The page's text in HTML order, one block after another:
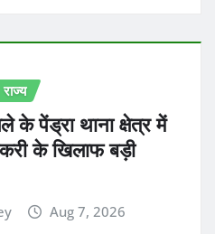
राज्य
के पेंड्रा थाना क्षेत्र में
के खिलाफ बड़ी
Aug 7, 2026